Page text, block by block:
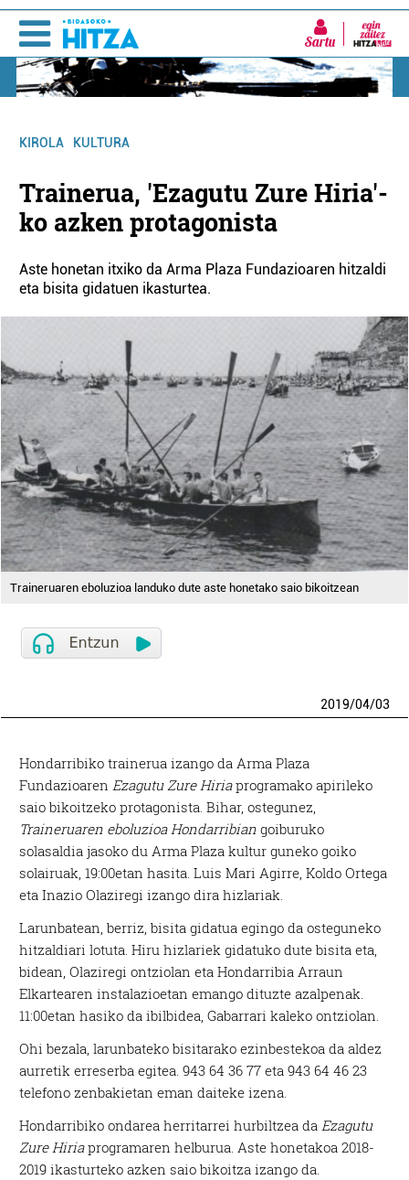
Sartu
KIROLA KULTURA
Trainerua, 'Ezagutu Zure Hiria'-
ko azken protagonista
Aste honetan itxiko da Arma Plaza Fundazioaren hitzaldi
eta bisita gidatuen ikasturtea.
Traineruaren eboluzioa landuko dute aste honetako saio bikoitzean
2019/04/03
Hondarribiko trainerua izango da Arma Plaza
Fundazioaren Ezagutu Zure Hiriaprogramako apirileko
saio bikoitzeko protagonista. Bihar, ostegunez,
Traineruaren eboluzioa Hondarribian goiburuko
solasaldia jasoko du Arma Plaza kultur guneko goiko
solairuak, 19:00etan hasita. Luis Mari Agirre, Koldo Ortega
eta Inazio Olaziregi izango dira hizlariak.
Larunbatean, berriz, bisita gidatua egingo da osteguneko
hitzaldiari lotuta. Hiru hizlariek gidatuko dute bisita eta,
bidean, Olaziregi ontziolan eta Hondarribia Arraun
Elkartearen instalazioetan emango dituzte azalpenak.
11:00etan hasiko da ibilbidea, Gabarrari kaleko ontziolan.
Ohi bezala, larunbateko bisitarako ezinbestekoa da aldez
aurretik erreserba egitea. 943 64 36 77 eta 943 64 46 23
telefono zenbakietan eman daiteke izena.
Hondarribiko ondarea herritarrei hurbiltzea da Ezagutu
Zure Hiriaprogramaren helburua. Aste honetakoa 2018-
2019 ikasturteko azken saio bikoitza izango da.